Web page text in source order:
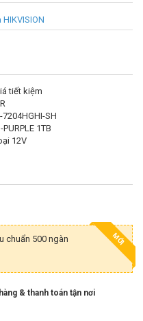
tiết kiệm
SH
1TB
12V
MỚI
chuẩn 500 ngàn
& thanh toán tận nơi